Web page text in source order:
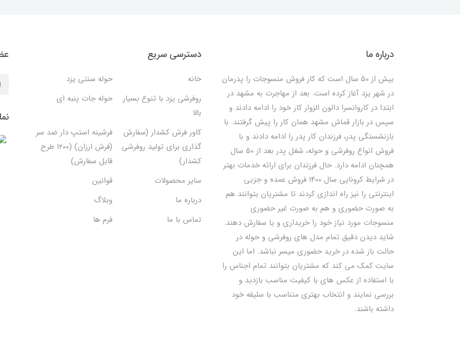
درباره ما
بیش از 50 سال است که کار فروش منسوجات را پدرمان
در شهر یزد آغاز کرده است. بعد از مهاجرت به مشهد در
ابتدا در کاروانسرا دالون الزوار کار خود را ادامه دادند و
سپس در بازار قماش مشهد همان کار را پیش گرفتند. با
بازنشستگی پدر، فرزندان کار پدر را ادامه دادند و با
فروش انواع روفرشی و حوله، شغل پدر بعد از 50 سال
همچنان ادامه دارد. حال فرزندان برای ارائه خدمات بهتر
در شرایط کرونایی سال 1400 فروش عمده و جزیی
اینترنتی را نیز راه اندازی کردند تا مشتریان بتوانند هم
به صورت حضوری و هم به صورت غیر حضوری
منسوجات مورد نیاز خود را خریداری و یا سفارش دهند.
شاید دیدن دقیق تمام مدل های روفرشی و حوله در
حالت باز شده در خرید حضوری میسر نباشد. اما این
سایت کمک می کند که مشتریان بتوانند تمام اجناس را
با استفاده از عکس های با کیفیت مناسب بازدید و
بررسی نمایند و انتخاب بهتری متناسب با سلیقه خود
داشته باشند.
دسترسی سریع
خانه
حوله سنتی یزد
روفرشی یزد با تنوع بسیار
بالا
حوله جات پنبه ای
کاور فرش کشدار (سفارش
گذاری برای تولید روفرشی
کشدار)
فرشینه استپ دار ضد سر
(فرش ارزان) (۱۲۰۰ طرح
قابل سفارش)
سایر محصولات
قوانین
درباره ما
وبلاگ
تماس با ما
فرم ها